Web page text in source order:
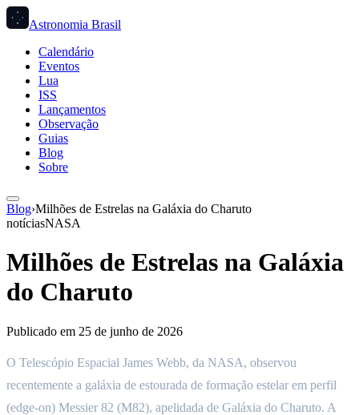
Astronomia Brasil
Calendário
Eventos
Lua
ISS
Lançamentos
Observação
Guias
Blog
Sobre
Blog›Milhões de Estrelas na Galáxia do Charuto
notíciasNASA
Milhões de Estrelas na Galáxia
do Charuto
Publicado em 25 de junho de 2026
O Telescópio Espacial James Webb, da NASA, observou
recentemente a galáxia de estourada de formação estelar em perfil
(edge-on) Messier 82 (M82), apelidada de Galáxia do Charuto. A